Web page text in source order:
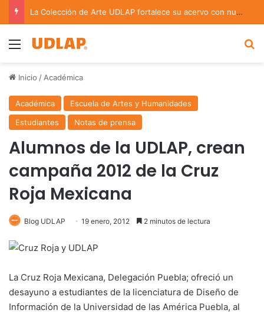
La Colección de Arte UDLAP fortalece su acervo con nuevas obras de artistas emergentes y consolidados
Menu
Inicio / Académica
Académica
Escuela de Artes y Humanidades
Estudiantes
Notas de prensa
Alumnos de la UDLAP, crean
campaña 2012 de la Cruz
Roja Mexicana
Blog UDLAP 19 enero, 2012 2 minutos de lectura
La Cruz Roja Mexicana, Delegación Puebla; ofreció un
desayuno a estudiantes de la licenciatura de Diseño de
Información de la Universidad de las América Puebla, al